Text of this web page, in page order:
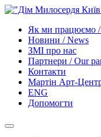
Як ми працюємо
Новини / News
ЗМІ про нас
Партнери / Our
Контакти
Mартін Арт-
ENG
Допомогти